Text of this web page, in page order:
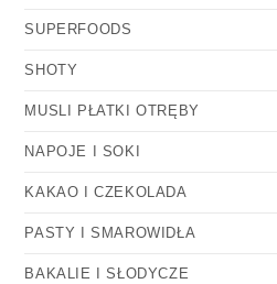
SUPERFOODS
SHOTY
MUSLI PŁATKI OTRĘBY
NAPOJE I SOKI
KAKAO I CZEKOLADA
PASTY I SMAROWIDŁA
BAKALIE I SŁODYCZE